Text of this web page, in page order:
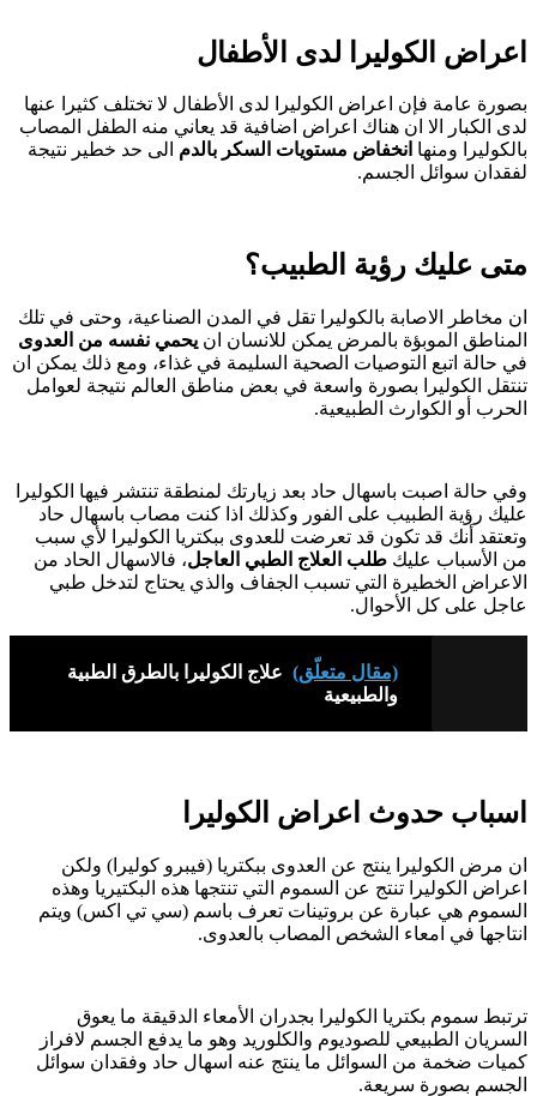
اعراض الكوليرا لدى الأطفال
بصورة عامة فإن اعراض الكوليرا لدى الأطفال لا تختلف كثيرا عنها
لدى الكبار الا ان هناك اعراض اضافية قد يعاني منه الطفل المصاب
بالكوليرا ومنها انخفاض مستويات السكر بالدم الى حد خطير نتيجة
لفقدان سوائل الجسم.
متى عليك رؤية الطبيب؟
ان مخاطر الاصابة بالكوليرا تقل في المدن الصناعية، وحتى في تلك
المناطق الموبؤة بالمرض يمكن للانسان ان يحمي نفسه من العدوى
في حالة اتبع التوصيات الصحية السليمة في غذاء، ومع ذلك يمكن ان
تنتقل الكوليرا بصورة واسعة في بعض مناطق العالم نتيجة لعوامل
الحرب أو الكوارث الطبيعية.
وفي حالة اصبت باسهال حاد بعد زيارتك لمنطقة تنتشر فيها الكوليرا
عليك رؤية الطبيب على الفور وكذلك اذا كنت مصاب باسهال حاد
وتعتقد أنك قد تكون قد تعرضت للعدوى ببكتريا الكوليرا لأي سبب
من الأسباب عليك طلب العلاج الطبي العاجل، فالاسهال الحاد من
الاعراض الخطيرة التي تسبب الجفاف والذي يحتاج لتدخل طبي
عاجل على كل الأحوال.
(مقال متعلّق) علاج الكوليرا بالطرق الطبية
والطبيعية
اسباب حدوث اعراض الكوليرا
ان مرض الكوليرا ينتج عن العدوى ببكتريا (فيبرو كوليرا) ولكن
اعراض الكوليرا تنتج عن السموم التي تنتجها هذه البكتيريا وهذه
السموم هي عبارة عن بروتينات تعرف باسم (سي تي اكس) ويتم
انتاجها في امعاء الشخص المصاب بالعدوى.
ترتبط سموم بكتريا الكوليرا بجدران الأمعاء الدقيقة ما يعوق
السريان الطبيعي للصوديوم والكلوريد وهو ما يدفع الجسم لافراز
كميات ضخمة من السوائل ما ينتج عنه اسهال حاد وفقدان سوائل
الجسم بصورة سريعة.